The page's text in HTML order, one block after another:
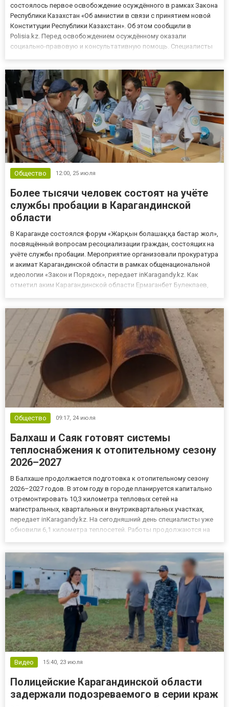
состоялось первое освобождение осуждённого в рамках Закона
Республики Казахстан «Об амнистии в связи с принятием новой
Конституции Республики Казахстан». Об этом сообщили в
Polisia.kz. Перед освобождением осуждённому оказали
социально-правовую и консультативную помощь. Специалисты
и га...
Общество 12:00, 25 июля
Более тысячи человек состоят на учёте
службы пробации в Карагандинской
области
В Караганде состоялся форум «Жарқын болашаққа бастар жол»,
посвящённый вопросам ресоциализации граждан, состоящих на
учёте службы пробации. Мероприятие организовали прокуратура
и акимат Карагандинской области в рамках общенациональной
идеологии «Закон и Порядок», передает inKaragandy.kz. Как
отметил аким Карагандинской области Ермаганбет Булекпаев,
профессиональное...
Общество 09:17, 24 июля
Балхаш и Саяк готовят системы
теплоснабжения к отопительному сезону
2026–2027
В Балхаше продолжается подготовка к отопительному сезону
2026–2027 годов. В этом году в городе планируется капитально
отремонтировать 10,3 километра тепловых сетей на
магистральных, квартальных и внутриквартальных участках,
передает inKaragandy.kz. На сегодняшний день специалисты уже
обновили 6,1 километра теплосетей. Работы продолжаются на
Видео 15:40, 23 июля
Полицейские Карагандинской области
задержали подозреваемого в серии краж